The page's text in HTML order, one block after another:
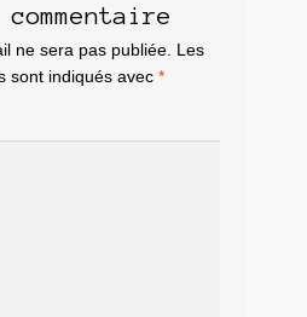
ne sera pas publiée.
Les
sont indiqués avec *